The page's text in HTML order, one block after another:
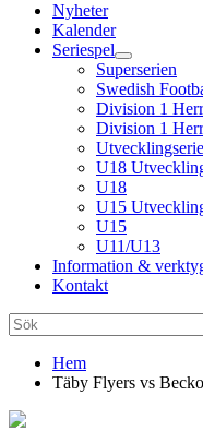
Nyheter
Kalender
Seriespel
Superserien
Swedish
Division 1
Division 1
U18
U18
U15
U15
U11/U13
Information &
Kontakt
Search
for:
Hem
Täby Flyers vs